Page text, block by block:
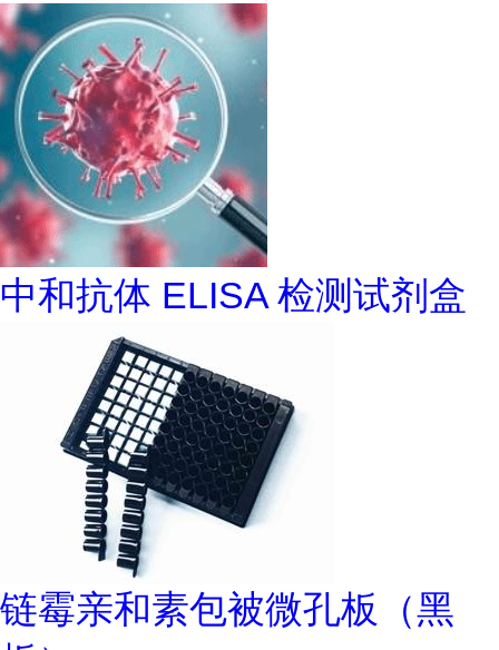
中和抗体 ELISA 检测试剂盒
链霉亲和素包被微孔板（黑